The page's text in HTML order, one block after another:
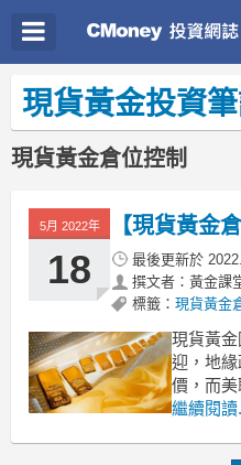
現貨黃金投資
現貨黃金倉位控制
5月 2022年
18
【現貨黃金
最後更新於
撰文者：黃金課
標籤： 現貨黃金
現貨黃
迎，地
價，而
激烈波動
繼續閱讀